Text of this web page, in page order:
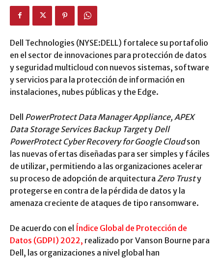
Dell Technologies (NYSE:DELL) fortalece su portafolio
en el sector de innovaciones para protección de datos
y seguridad multicloud con nuevos sistemas, software
y servicios para la protección de información en
instalaciones, nubes públicas y the Edge.
Dell PowerProtect Data Manager Appliance, APEX
Data Storage Services Backup Targety Dell
PowerProtect Cyber Recovery for Google Cloudson
las nuevas ofertas diseñadas para ser simples y fáciles
de utilizar, permitiendo a las organizaciones acelerar
su proceso de adopción de arquitectura Zero Trusty
protegerse en contra de la pérdida de datos y la
amenaza creciente de ataques de tipo ransomware.
De acuerdo con el Índice Global de Protección de
Datos (GDPI) 2022, realizado por Vanson Bourne para
Dell, las organizaciones a nivel global han